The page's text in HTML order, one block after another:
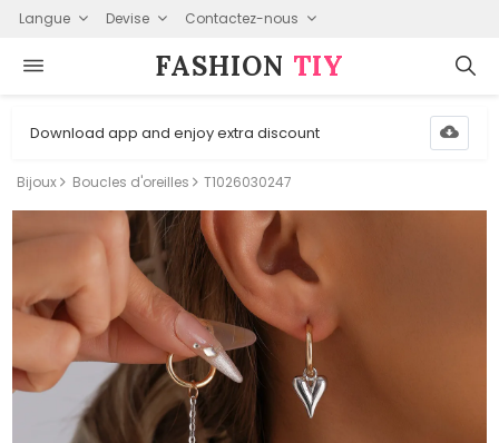
Langue Devise Contactez-nous
FASHION⁠ TIY
Download app and enjoy extra discount
Bijoux Boucles d'oreilles T1026030247